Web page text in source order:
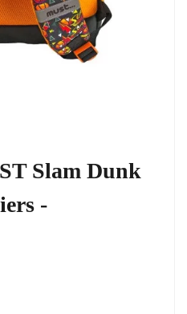
Slam Dunk
-